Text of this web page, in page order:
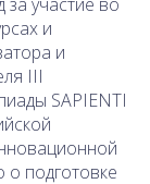
и
и
III
SAPIENTI
о подготовке